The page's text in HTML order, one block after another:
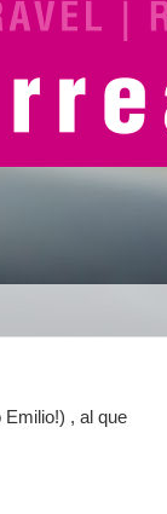
Emilio!) , al que